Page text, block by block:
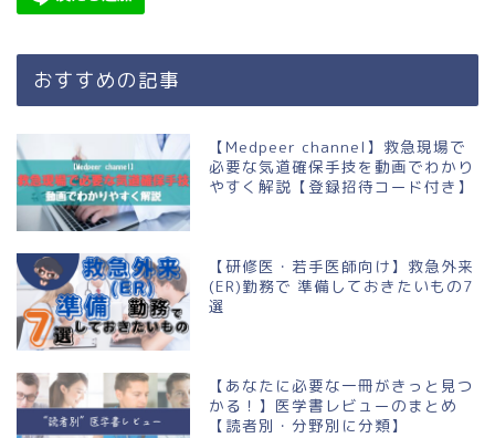
おすすめの記事
【Medpeer channel】救急現場で
必要な気道確保手技を動画でわかり
やすく解説【登録招待コード付き】
【研修医・若手医師向け】救急外来
(ER)勤務で 準備しておきたいもの7
選
【あなたに必要な一冊がきっと見つ
かる！】医学書レビューのまとめ
【読者別・分野別に分類】